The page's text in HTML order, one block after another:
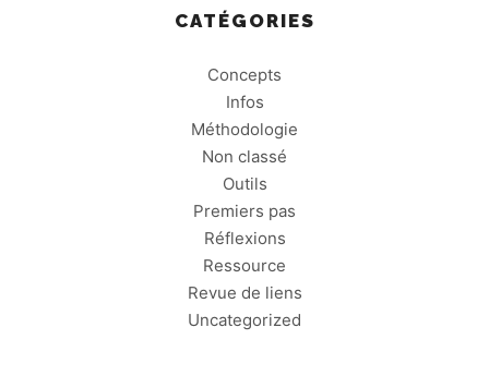
CATÉGORIES
Concepts
Infos
Méthodologie
Non classé
Outils
Premiers pas
Réflexions
Ressource
Revue de liens
Uncategorized